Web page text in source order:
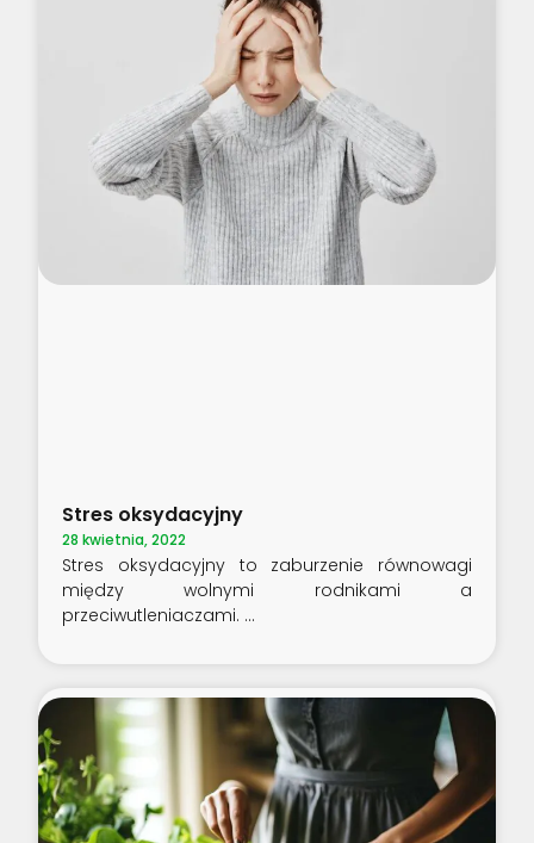
Stres oksydacyjny
28 kwietnia, 2022
Stres oksydacyjny to zaburzenie równowagi
między wolnymi rodnikami a
przeciwutleniaczami.